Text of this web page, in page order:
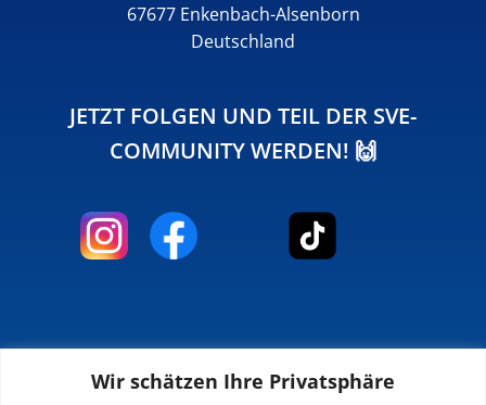
Wir schätzen Ihre Privatsphäre
67677 Enkenbach-Alsenborn
Deutschland
JETZT FOLGEN UND TEIL DER SVE-
COMMUNITY WERDEN! 🙌